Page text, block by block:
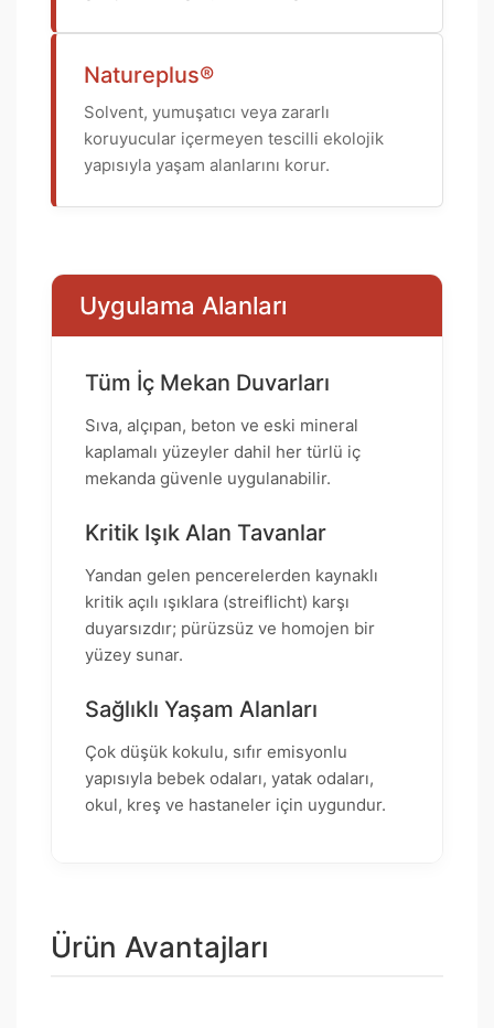
Natureplus®
Solvent, yumuşatıcı veya zararlı
koruyucular içermeyen tescilli ekolojik
yapısıyla yaşam alanlarını korur.
Uygulama Alanları
Tüm İç Mekan Duvarları
Sıva, alçıpan, beton ve eski mineral
kaplamalı yüzeyler dahil her türlü iç
mekanda güvenle uygulanabilir.
Kritik Işık Alan Tavanlar
Yandan gelen pencerelerden kaynaklı
kritik açılı ışıklara (streiflicht) karşı
duyarsızdır; pürüzsüz ve homojen bir
yüzey sunar.
Sağlıklı Yaşam Alanları
Çok düşük kokulu, sıfır emisyonlu
yapısıyla bebek odaları, yatak odaları,
okul, kreş ve hastaneler için uygundur.
Ürün Avantajları